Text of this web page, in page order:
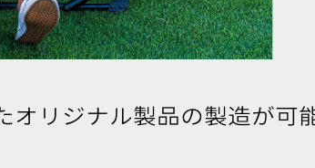
リジナル製品の製造が可能